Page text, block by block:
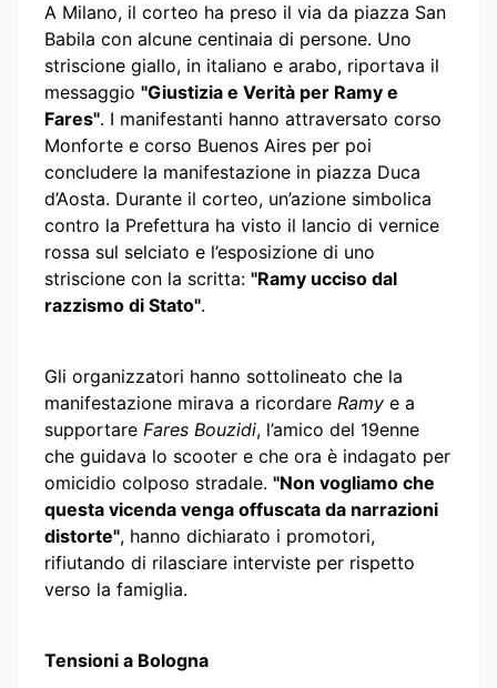
A Milano, il corteo ha preso il via da piazza San
Babila con alcune centinaia di persone. Uno
striscione giallo, in italiano e arabo, riportava il
messaggio "Giustizia e Verità per Ramy e
Fares". I manifestanti hanno attraversato corso
Monforte e corso Buenos Aires per poi
concludere la manifestazione in piazza Duca
d’Aosta. Durante il corteo, un’azione simbolica
contro la Prefettura ha visto il lancio di vernice
rossa sul selciato e l’esposizione di uno
striscione con la scritta: "Ramy ucciso dal
razzismo di Stato".
Gli organizzatori hanno sottolineato che la
manifestazione mirava a ricordare Ramy e a
supportare Fares Bouzidi, l’amico del 19enne
che guidava lo scooter e che ora è indagato per
omicidio colposo stradale. "Non vogliamo che
questa vicenda venga offuscata da narrazioni
distorte", hanno dichiarato i promotori,
rifiutando di rilasciare interviste per rispetto
verso la famiglia.
Tensioni a Bologna